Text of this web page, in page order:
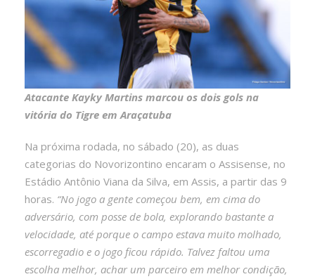
Atacante Kayky Martins marcou os dois gols na
vitória do Tigre em Araçatuba
Na próxima rodada, no sábado (20), as duas
categorias do Novorizontino encaram o Assisense, no
Estádio Antônio Viana da Silva, em Assis, a partir das 9
horas. “No jogo a gente começou bem, em cima do
adversário, com posse de bola, explorando bastante a
velocidade, até porque o campo estava muito molhado,
escorregadio e o jogo ficou rápido. Talvez faltou uma
escolha melhor, achar um parceiro em melhor condição,